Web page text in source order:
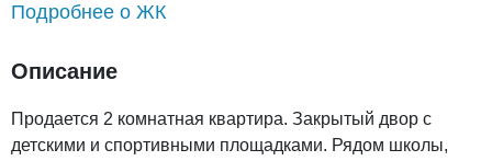
Подробнее о ЖК
Описание
Продается 2 комнатная квартира. Закрытый двор с
детскими и спортивными площадками. Рядом школы,